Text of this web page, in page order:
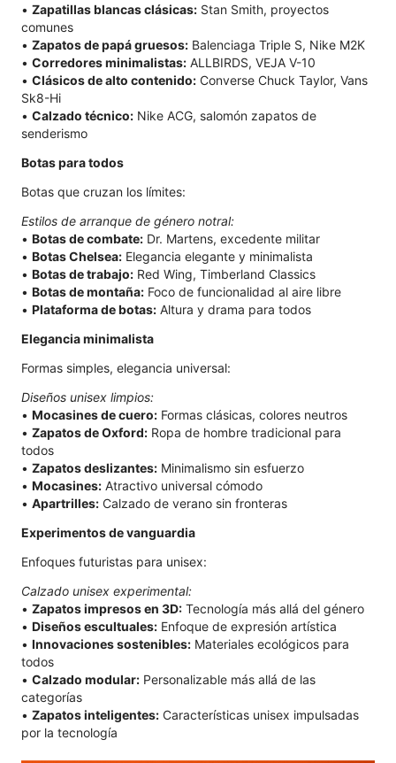
• Zapatillas blancas clásicas: Stan Smith, proyectos
comunes
• Zapatos de papá gruesos: Balenciaga Triple S, Nike M2K
• Corredores minimalistas: ALLBIRDS, VEJA V-10
• Clásicos de alto contenido: Converse Chuck Taylor, Vans
Sk8-Hi
• Calzado técnico: Nike ACG, salomón zapatos de
senderismo
Botas para todos
Botas que cruzan los límites:
Estilos de arranque de género notral:
• Botas de combate: Dr. Martens, excedente militar
• Botas Chelsea: Elegancia elegante y minimalista
• Botas de trabajo: Red Wing, Timberland Classics
• Botas de montaña: Foco de funcionalidad al aire libre
• Plataforma de botas: Altura y drama para todos
Elegancia minimalista
Formas simples, elegancia universal:
Diseños unisex limpios:
• Mocasines de cuero: Formas clásicas, colores neutros
• Zapatos de Oxford: Ropa de hombre tradicional para
todos
• Zapatos deslizantes: Minimalismo sin esfuerzo
• Mocasines: Atractivo universal cómodo
• Apartrilles: Calzado de verano sin fronteras
Experimentos de vanguardia
Enfoques futuristas para unisex:
Calzado unisex experimental:
• Zapatos impresos en 3D: Tecnología más allá del género
• Diseños escultuales: Enfoque de expresión artística
• Innovaciones sostenibles: Materiales ecológicos para
todos
• Calzado modular: Personalizable más allá de las
categorías
• Zapatos inteligentes: Características unisex impulsadas
por la tecnología